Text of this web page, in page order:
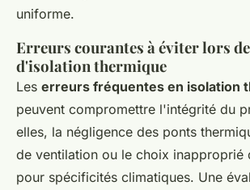
uniforme.
Erreurs courantes à éviter lors
d'isolation thermique
Les erreurs fréquentes en isolation
peuvent compromettre l'intégrité du
elles, la négligence des ponts
de ventilation ou le choix inapproprié
pour spécificités climatiques. Une